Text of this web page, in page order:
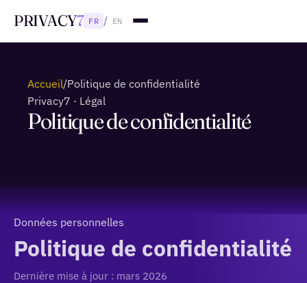
PRIVACY7 FR / EN
Accueil/Politique de confidentialité
Privacy7 · Légal
Politique de confidentialité
Données personnelles
Politique de confidentialité
Dernière mise à jour : mars 2026